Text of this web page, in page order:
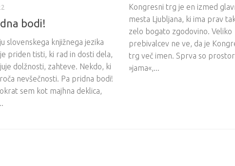
bodi!
slovenskega knjižnega jezika
priden tisti, ki rad in dosti dela,
dolžnosti, zahteve. Nekdo, ki
nevšečnosti. Pa pridna bodi!
sem kot majhna deklica,
Kongresni trg je en izmed
mesta Ljubljana, ki ima prav
zelo bogato zgodovino. Veliko
prebivalcev ne ve, da je
trg več imen. Sprva so
»jama«,...